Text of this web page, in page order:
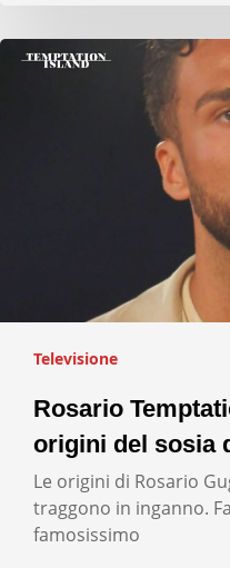
Televisione
Rosario
origini del sosia
Le origini di Rosario
traggono in inganno.
famosissimo